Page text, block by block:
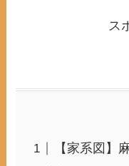
ス
【家系図】